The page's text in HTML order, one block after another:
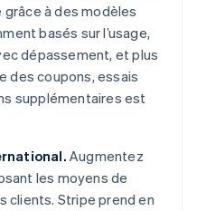
à des modèles
basés sur l’usage,
dépassement, et plus
des coupons, essais
supplémentaires est
Augmentez
les moyens de
clients. Stripe prend en